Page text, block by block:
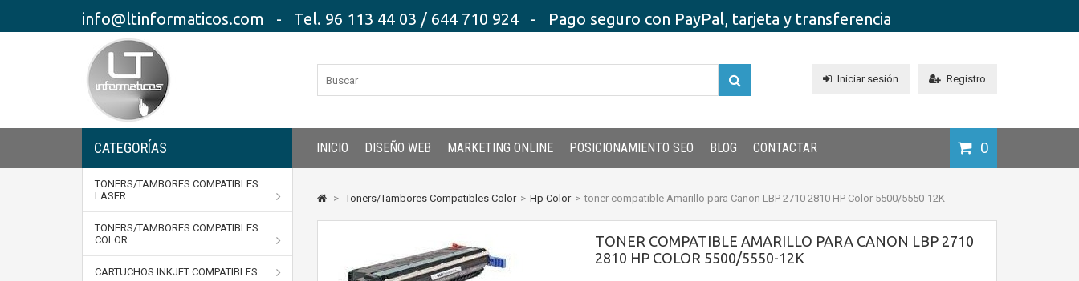
info@ltinformaticos.com - Tel. 96 113 44 03 / 644 710 924 - Pago seguro con PayPal, tarjeta y transferencia
Iniciar sesión Registro
CATEGORÍAS 0
INICIO DISEÑO WEB MARKETING ONLINE POSICIONAMIENTO SEO BLOG CONTACTAR
TONERS/TAMBORES COMPATIBLES
LASER
TONERS/TAMBORES COMPATIBLES
COLOR
CARTUCHOS INKJET COMPATIBLES
> Toners/Tambores Compatibles Color > Hp Color > toner compatible Amarillo para Canon LBP 2710 2810 HP Color 5500/5550-12K
TONER COMPATIBLE AMARILLO PARA CANON LBP 2710
2810 HP COLOR 5500/5550-12K